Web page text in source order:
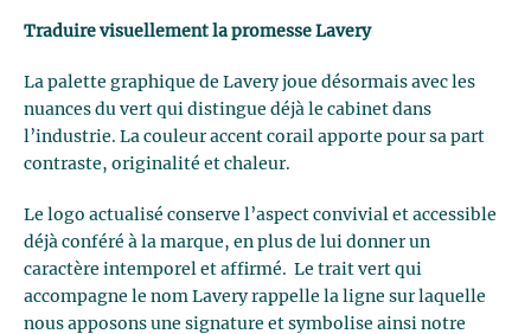
Traduire visuellement la promesse Lavery
La palette graphique de Lavery joue désormais avec les
nuances du vert qui distingue déjà le cabinet dans
l’industrie. La couleur accent corail apporte pour sa part
contraste, originalité et chaleur.
Le logo actualisé conserve l’aspect convivial et accessible
déjà conféré à la marque, en plus de lui donner un
caractère intemporel et affirmé. Le trait vert qui
accompagne le nom Lavery rappelle la ligne sur laquelle
nous apposons une signature et symbolise ainsi notre